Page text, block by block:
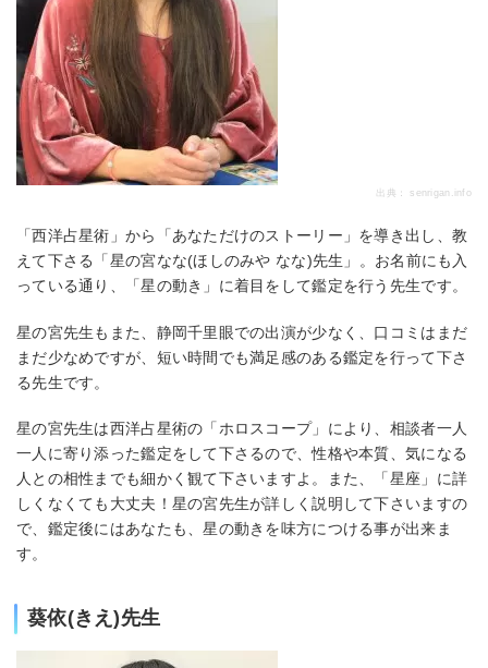
出典： senrigan.info
「西洋占星術」から「あなただけのストーリー」を導き出し、教
えて下さる「星の宮なな(ほしのみや なな)先生」。お名前にも入
っている通り、「星の動き」に着目をして鑑定を行う先生です。
星の宮先生もまた、静岡千里眼での出演が少なく、口コミはまだ
まだ少なめですが、短い時間でも満足感のある鑑定を行って下さ
る先生です。
星の宮先生は西洋占星術の「ホロスコープ」により、相談者一人
一人に寄り添った鑑定をして下さるので、性格や本質、気になる
人との相性までも細かく観て下さいますよ。また、「星座」に詳
しくなくても大丈夫！星の宮先生が詳しく説明して下さいますの
で、鑑定後にはあなたも、星の動きを味方につける事が出来ま
す。
葵依(きえ)先生